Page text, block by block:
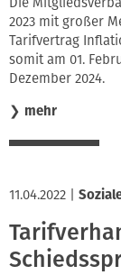
2023 mit großer
Tarifvertrag
somit am 01.
Dezember 2024.
❯ mehr
11.04.2022